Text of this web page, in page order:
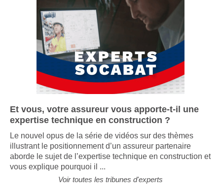
Et vous, votre assureur vous apporte-t-il une
expertise technique en construction ?
Le nouvel opus de la série de vidéos sur des thèmes
illustrant le positionnement d’un assureur partenaire
aborde le sujet de l’expertise technique en construction et
vous explique pourquoi il ...
Voir toutes les tribunes d'experts